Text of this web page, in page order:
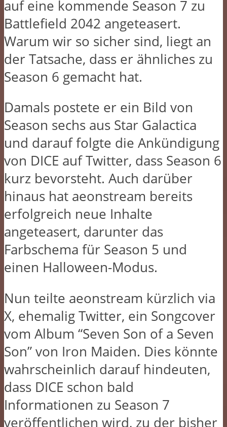
auf eine kommende Season 7 zu
Battlefield 2042 angeteasert.
Warum wir so sicher sind, liegt an
der Tatsache, dass er ähnliches zu
Season 6 gemacht hat.
Damals postete er ein Bild von
Season sechs aus Star Galactica
und darauf folgte die Ankündigung
von DICE auf Twitter, dass Season 6
kurz bevorsteht. Auch darüber
hinaus hat aeonstream bereits
erfolgreich neue Inhalte
angeteasert, darunter das
Farbschema für Season 5 und
einen Halloween-Modus.
Nun teilte aeonstream kürzlich via
X, ehemalig Twitter, ein Songcover
vom Album “Seven Son of a Seven
Son” von Iron Maiden. Dies könnte
wahrscheinlich darauf hindeuten,
dass DICE schon bald
Informationen zu Season 7
veröffentlichen wird, zu der bisher